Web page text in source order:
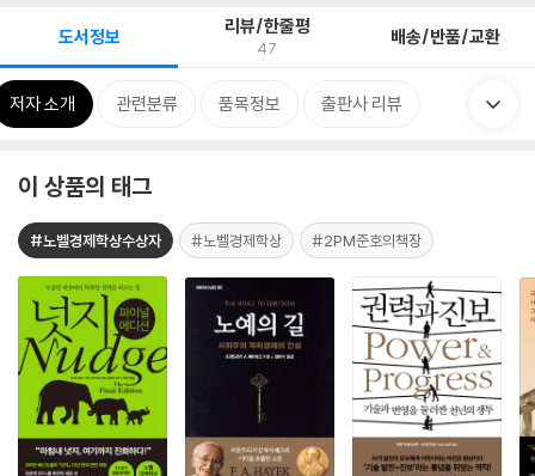
도서정보 리뷰/한줄평
47 배송/반품/교환
저자 소개 관련분류 품목정보 출판사 리뷰
이 상품의 태그
#노벨경제학상수상자 #노벨경제학상 #2PM준호의책장